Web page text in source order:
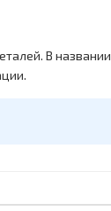
В названии